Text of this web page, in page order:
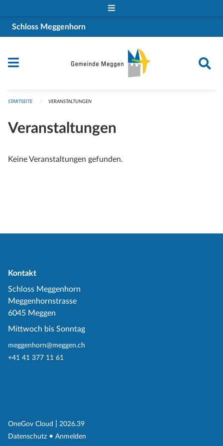
Schloss Meggenhorn
STARTSEITE VERANSTALTUNGEN
Veranstaltungen
Keine Veranstaltungen gefunden.
Kontakt
Schloss Meggenhorn
Meggenhornstrasse
6045 Meggen
Mittwoch bis Sonntag
meggenhorn@meggen.ch
+41 41 377 11 61
OneGov Cloud (External Link)
2026.39
Datenschutz (External Link)
Anmelden